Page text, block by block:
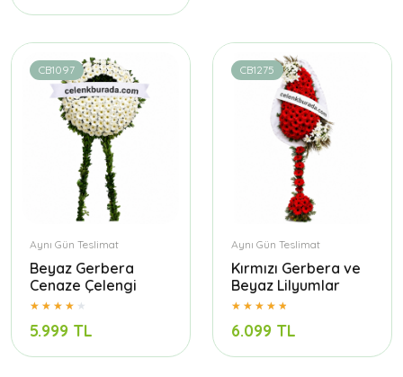
CB1097
Aynı Gün Teslimat
Beyaz Gerbera
Cenaze Çelengi
5.999 TL
CB1275
Aynı Gün Teslimat
Kırmızı Gerbera ve
Beyaz Lilyumlar
6.099 TL